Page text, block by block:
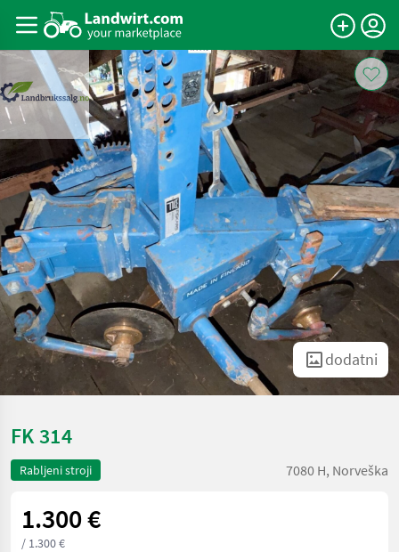
dodatni
FK 314
Rabljeni stroji 7080 H, Norveška
1.300 €
/ 1.300 €